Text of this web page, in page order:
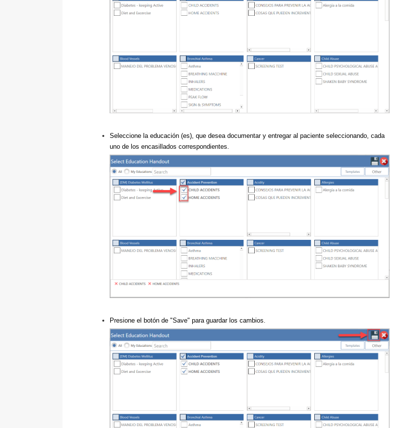
Seleccione la educación (es), que desea documentar y entregar al paciente seleccionando, cada
uno de los encasillados correspondientes.
Presione el botón de "Save" para guardar los cambios.